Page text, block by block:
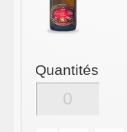
Quantités